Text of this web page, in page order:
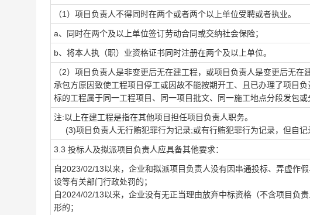
（1）项目负责人不得同时在两个或者两个以上单位受聘或者执业。
a、同时在两个及以上单位签订劳动合同或交纳社会保险；
b、将本人执（职）业资格证书同时注册在两个及以上单位。
（2）项目负责人是非变更后无在建工程，或项目负责人是变更后无
承包方原因致使工程项目停工或因故不能按期开工、且已办理了项目
标的工程属于同一工程项目、同一项目批文、同一施工地点分段发包
注:以上在建工程是指在其他项目担任项目负责人职务。
(3)项目负责人无行贿犯罪行为记录;或有行贿犯罪行为记录，但自记
3.3 投标人及拟派项目负责人应具备其他要求：
自2023/02/13以来，企业和拟派项目负责人没有因串通投标、弄虚作
设等有关部门行政处罚的；
自2024/02/13以来，企业没有无正当理由放弃中标资格（不含项目负
形的；